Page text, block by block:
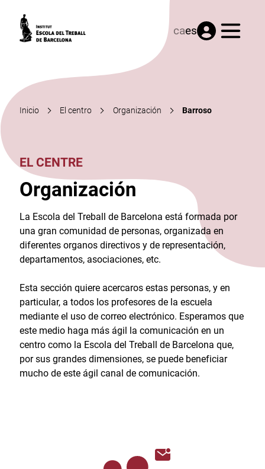
caes Menú
Inicio El centro Organización Barroso
EL CENTRE
Organización
La Escola del Treball de Barcelona está formada por
una gran comunidad de personas, organizada en
diferentes organos directivos y de representación,
departamentos, asociaciones, etc.
Esta sección quiere acercaros estas personas, y en
particular, a todos los profesores de la escuela
mediante el uso de correo electrónico. Esperamos que
este medio haga más ágil la comunicación en un
centro como la Escola del Treball de Barcelona que,
por sus grandes dimensiones, se puede beneficiar
mucho de este ágil canal de comunicación.